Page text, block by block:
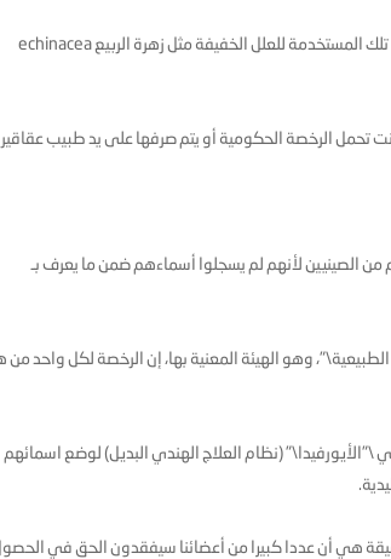
وسيغطي الحظر السواد الأعظم من الأعشاب والعقاقير الطبية المستخلصة منها عدا تلك المستخدمة للعلل الخفيفة مثل زهرة الربيع echinacea
تحمل الرخصة الحكومية أو يتم صرفها على يد طبيب عقاقير
العقاقير العشبية ومعظمهم من الصينيين لأنهم لم يسجلوا أسماءهم ضمن ما يعرف بـ
وهو الهيئة المعنية بها، إن الرخصة لكل واحد من
(نظام العلاج الهندي البديل) لوضع اسمائهم
هي أن عددا كبيرا من أعضائنا سيفقدون الحق في